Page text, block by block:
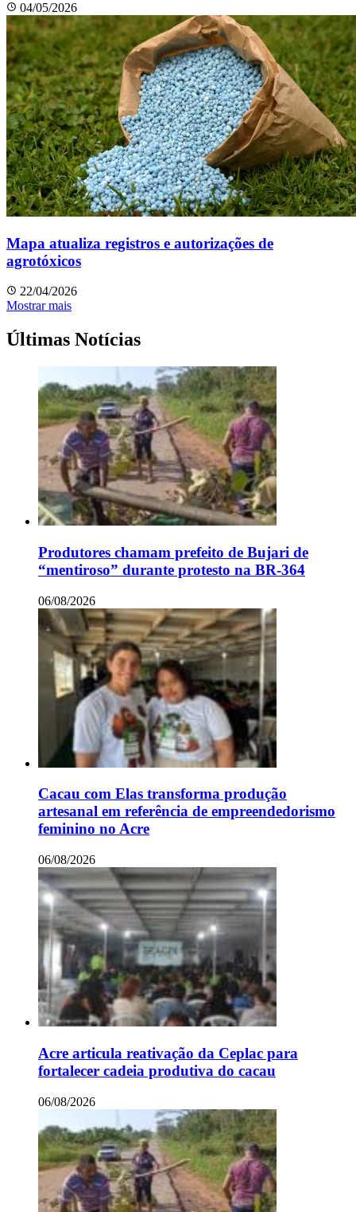
04/05/2026
Mapa atualiza registros e autorizações de
agrotóxicos
22/04/2026
Mostrar mais
Últimas Notícias
Produtores chamam prefeito de Bujari de
“mentiroso” durante protesto na BR-364
06/08/2026
Cacau com Elas transforma produção
artesanal em referência de empreendedorismo
feminino no Acre
06/08/2026
Acre articula reativação da Ceplac para
fortalecer cadeia produtiva do cacau
06/08/2026